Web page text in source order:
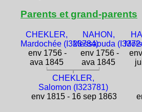
Parents et grand-parents
CHEKLER,
Mardochée (I323784)
env 1756 -
ava 1845
NAHON,
Messaouda
env 1756 -
ava 1845
CHEKLER,
Salomon (I323781)
env 1815 - 16 sep 1863